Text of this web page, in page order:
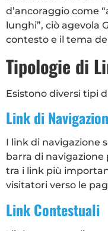
d’ancoraggio come
lunghi”, ciò agevola
contesto e il tema
Tipologie di
Esistono diversi tipi
Link di
I link di navigazione
barra di navigazione
tra i link più
visitatori verso le
Link Contestuali